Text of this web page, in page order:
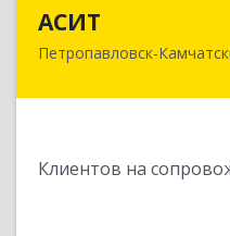
АСИТ
Петропавловск-
Клиентов на
683031,